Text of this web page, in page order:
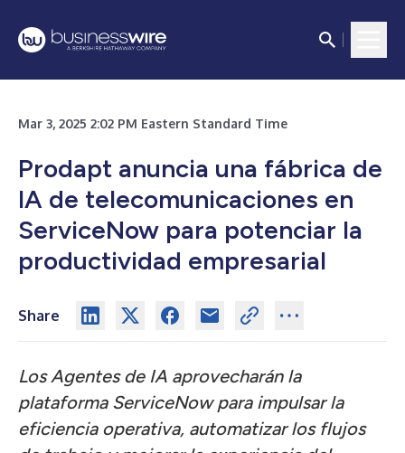
Mar 3, 2025 2:02 PM Eastern Standard Time
Prodapt anuncia una fábrica de
IA de telecomunicaciones en
ServiceNow para potenciar la
productividad empresarial
Share
Los Agentes de IA aprovecharán la
plataforma ServiceNow para impulsar la
eficiencia operativa, automatizar los flujos